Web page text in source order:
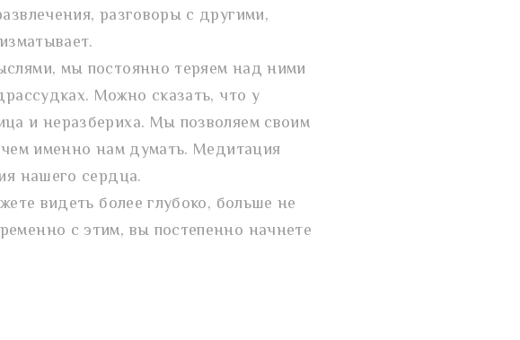
разговоры с другими,
мы постоянно теряем над ними
Можно сказать, что у
и неразбериха. Мы позволяем своим
именно нам думать. Медитация
нашего сердца.
видеть более глубоко, больше не
с этим, вы постепенно начнете